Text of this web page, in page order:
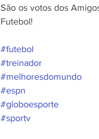
São os votos dos
Futebol!
#futebol
#treinador
#melhoresdomundo
#espn
#globoesporte
#sportv